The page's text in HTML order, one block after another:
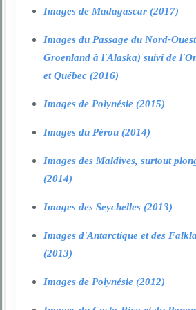
Images de Madagascar (2017)
Images du Passage du Nord-
Groenland à l'Alaska) suivi de
et Québec (2016)
Images de Polynésie (2015)
Images du Pérou (2014)
Images des Maldives, surtout
(2014)
Images des Seychelles (2013)
Images d'Antarctique et des
(2013)
Images de Polynésie (2012)